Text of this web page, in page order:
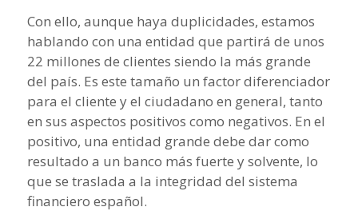
Con ello, aunque haya duplicidades, estamos
hablando con una entidad que partirá de unos
22 millones de clientes siendo la más grande
del país. Es este tamaño un factor diferenciador
para el cliente y el ciudadano en general, tanto
en sus aspectos positivos como negativos. En el
positivo, una entidad grande debe dar como
resultado a un banco más fuerte y solvente, lo
que se traslada a la integridad del sistema
financiero español.